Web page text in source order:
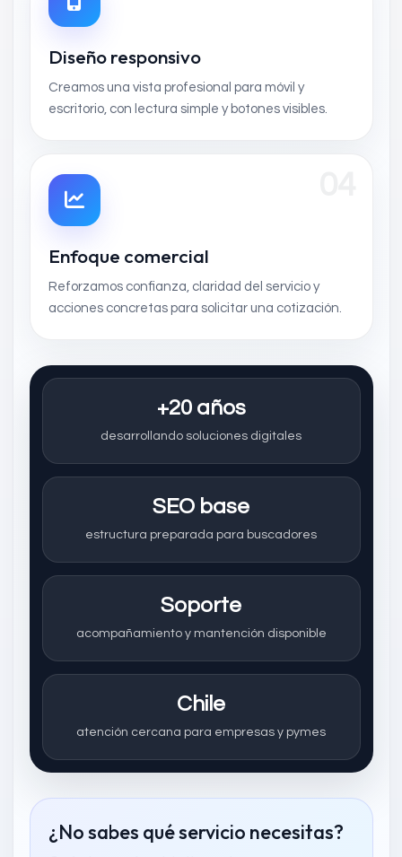
Diseño responsivo
Creamos una vista profesional para móvil y
escritorio, con lectura simple y botones visibles.
Enfoque comercial
Reforzamos confianza, claridad del servicio y
acciones concretas para solicitar una cotización.
+20 años
desarrollando soluciones digitales
SEO base
estructura preparada para buscadores
Soporte
acompañamiento y mantención disponible
Chile
atención cercana para empresas y pymes
¿No sabes qué servicio necesitas?